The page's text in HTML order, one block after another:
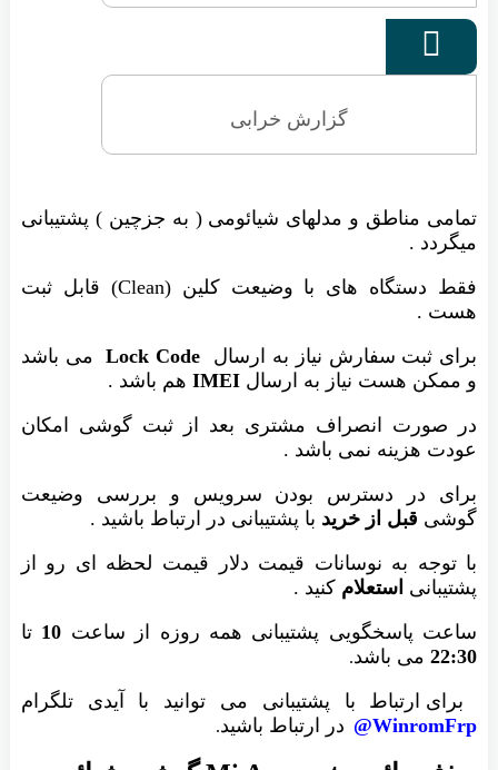

گزارش خرابی
تمامی مناطق و مدلهای شیائومی ( به جزچین ) پشتیبانی
میگردد .
فقط دستگاه های با وضیعت کلین (Clean) قابل ثبت
هست .
برای ثبت سفارش نیاز به ارسال Lock Codeمی باشد
و ممکن هست نیاز به ارسال IMEIهم باشد .
در صورت انصراف مشتری بعد از ثبت گوشی امکان
عودت هزینه نمی باشد .
برای در دسترس بودن سرویس و بررسی وضیعت
گوشی قبل از خرید با پشتیبانی در ارتباط باشید .
با توجه به نوسانات قیمت دلار قیمت لحظه ای رو از
پشتیبانی استعلام کنید .
ساعت پاسخگویی پشتیبانی همه روزه از ساعت 10 تا
22:30می باشد.
برای ارتباط با پشتیبانی می توانید با آیدی تلگرام
WinromFrp@
در ارتباط باشید.